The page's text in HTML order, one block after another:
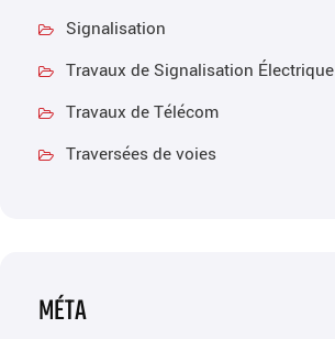
Signalisation
Travaux de Signalisation Électrique
Travaux de Télécom
Traversées de voies
MÉTA